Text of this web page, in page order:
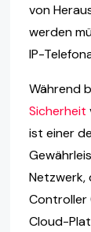
von
werden
IP-
Während
Sicherheit
ist einer
Netzwerk,
Controller
Cloud-